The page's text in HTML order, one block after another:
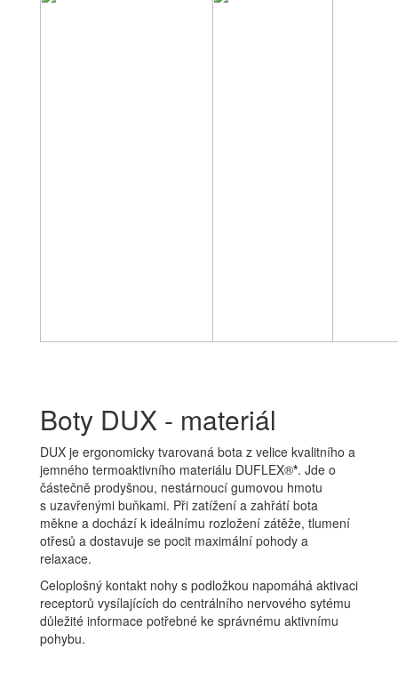
Boty DUX - materiál
DUX je ergonomicky tvarovaná bota z velice kvalitního a
jemného termoaktivního materiálu DUFLEX®*. Jde o
částečně prodyšnou, nestárnoucí gumovou hmotu
s uzavřenými buňkami. Při zatížení a zahřátí bota
měkne a dochází k ideálnímu rozložení zátěže, tlumení
otřesů a dostavuje se pocit maximální pohody a
relaxace.
Celoplošný kontakt nohy s podložkou napomáhá aktivaci
receptorů vysílajících do centrálního nervového sytému
důležité informace potřebné ke správnému aktivnímu
pohybu.